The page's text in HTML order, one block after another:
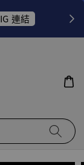
IG 連結